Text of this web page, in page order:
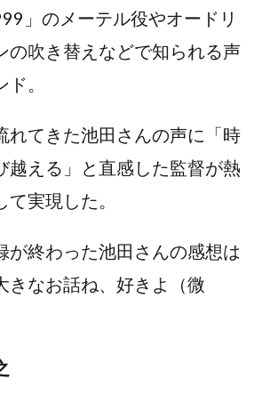
」のメーテル役やオードリ
の吹き替えなどで知られる声
。
てきた池田さんの声に「時
越える」と直感した監督が熱
実現した。
終わった池田さんの感想は
きなお話ね、好きよ（微